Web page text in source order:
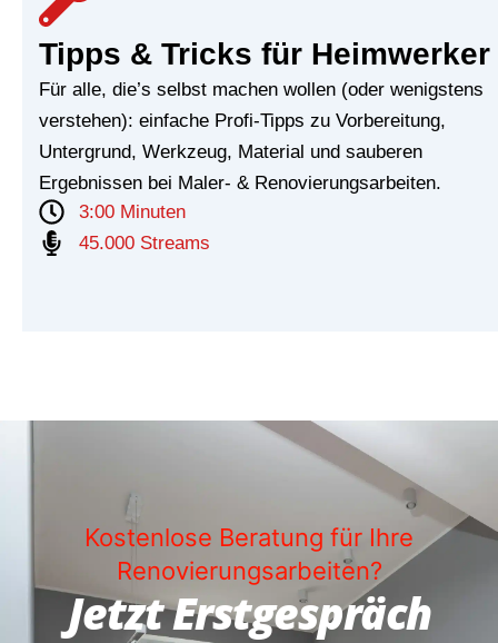
Tipps & Tricks für Heimwerker
Für alle, die’s selbst machen wollen (oder wenigstens
verstehen): einfache Profi-Tipps zu Vorbereitung,
Untergrund, Werkzeug, Material und sauberen
Ergebnissen bei Maler- & Renovierungsarbeiten.
3:00 Minuten
45.000 Streams
Kostenlose Beratung für Ihre
Renovierungsarbeiten?
Jetzt Erstgespräch